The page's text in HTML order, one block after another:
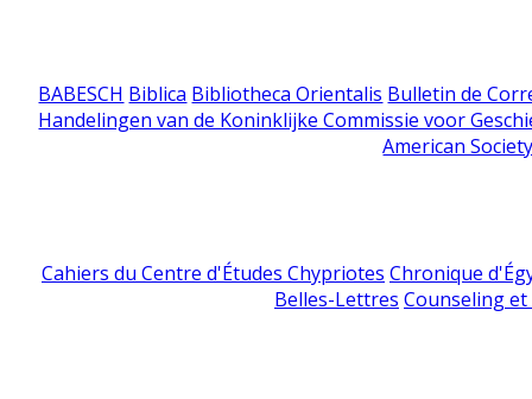
BABESCH Biblica Bibliotheca Orientalis Bulletin de
Handelingen van de Koninklijke Commissie voor
American
Cahiers du Centre d'Études Chypriotes Chronique
Belles-Lettres Counseling